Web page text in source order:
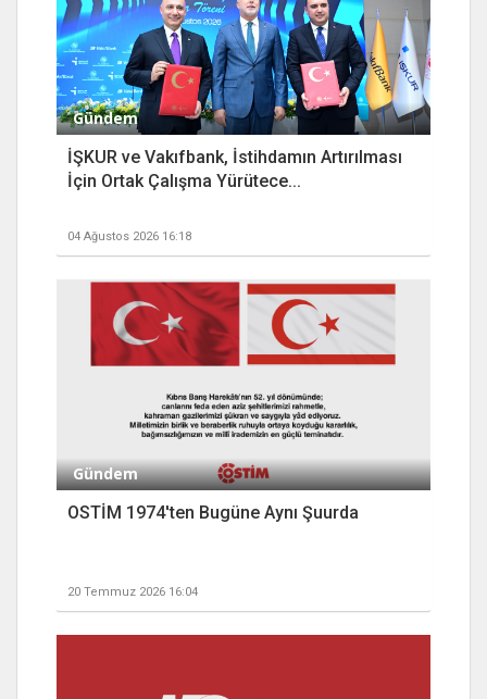
Gündem
İŞKUR ve Vakıfbank, İstihdamın Artırılması
İçin Ortak Çalışma Yürütece...
04 Ağustos 2026 16:18
Gündem
OSTİM 1974'ten Bugüne Aynı Şuurda
20 Temmuz 2026 16:04